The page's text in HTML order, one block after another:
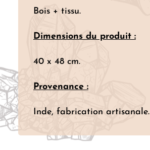
Bois + tissu.
Dimensions du produit :
40 x 48 cm.
Provenance :
Inde, fabrication artisanale.